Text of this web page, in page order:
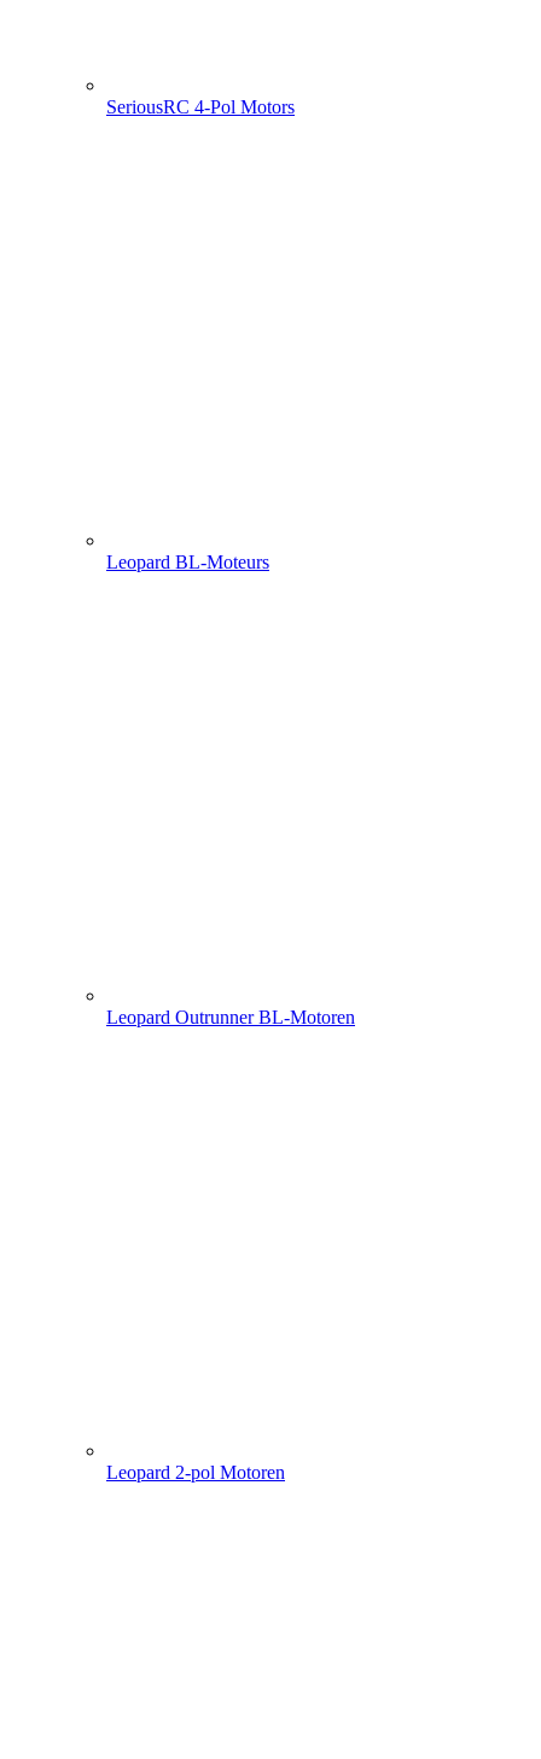
SeriousRC 4-Pol Motors
Leopard BL-Moteurs
Leopard Outrunner BL-Motoren
Leopard 2-pol Motoren